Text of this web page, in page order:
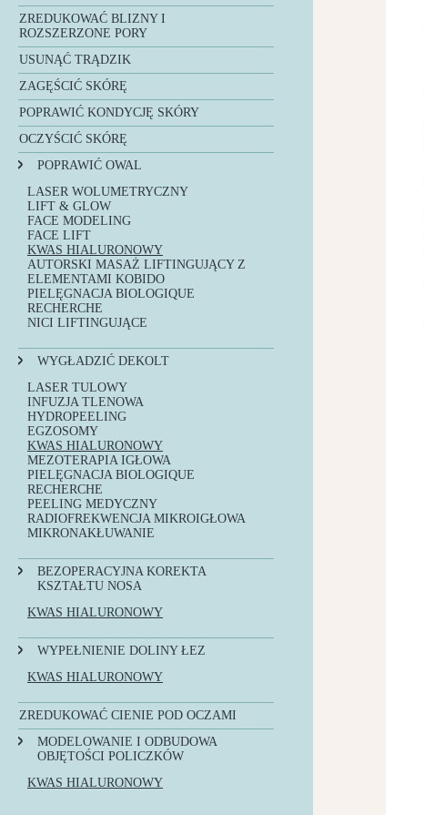
ZREDUKOWAĆ BLIZNY I
ROZSZERZONE PORY
LASER TULOWY
EGZOSOMY
ANTYOKSYDACJA PRO XN
TERAPIE PCA SKIN
PEELING MEDYCZNY
RADIOFREKWENCJA MIKROIGŁOWA
MIKRONAKŁUWANIE
USUNĄĆ TRĄDZIK
LASER TULOWY
TERAPIE PCA SKIN
PEELING MEDYCZNY
ZAGĘŚCIĆ SKÓRĘ
LASER WOLUMETRYCZNY
FACE LIFT
EGZOSOMY
BIOSTYMULATORY
PIELĘGNACJA BIOLOGIQUE
RECHERCHE
PEELING MEDYCZNY
RADIOFREKWENCJA MIKROIGŁOWA
POPRAWIĆ KONDYCJĘ SKÓRY
LASER TULOWY
INFUZJA TLENOWA
LASER WOLUMETRYCZNY
HYDROPEELING
EGZOSOMY
MEZOTERAPIA IGŁOWA
MASAŻ KLASYCZNY
PIELĘGNACJA BIOLOGIQUE
RECHERCHE
ANTYOKSYDACJA PRO XN
TERAPIE PCA SKIN
OCZYŚCIĆ SKÓRĘ
INFUZJA TLENOWA
LIFT & GLOW
TERAPIE PCA SKIN
AUTORSKIE OCZYSZCZANIE TWARZY
PEELING KAWITACYJNY
POPRAWIĆ OWAL
LASER WOLUMETRYCZNY
LIFT & GLOW
FACE MODELING
FACE LIFT
KWAS HIALURONOWY
AUTORSKI MASAŻ LIFTINGUJĄCY Z
ELEMENTAMI KOBIDO
PIELĘGNACJA BIOLOGIQUE
RECHERCHE
NICI LIFTINGUJĄCE
WYGŁADZIĆ DEKOLT
LASER TULOWY
INFUZJA TLENOWA
HYDROPEELING
EGZOSOMY
KWAS HIALURONOWY
MEZOTERAPIA IGŁOWA
PIELĘGNACJA BIOLOGIQUE
RECHERCHE
PEELING MEDYCZNY
RADIOFREKWENCJA MIKROIGŁOWA
MIKRONAKŁUWANIE
BEZOPERACYJNA KOREKTA
KSZTAŁTU NOSA
KWAS HIALURONOWY
WYPEŁNIENIE DOLINY ŁEZ
KWAS HIALURONOWY
ZREDUKOWAĆ CIENIE POD OCZAMI
BIOSTYMULATORY
MODELOWANIE I ODBUDOWA
OBJĘTOŚCI POLICZKÓW
KWAS HIALURONOWY